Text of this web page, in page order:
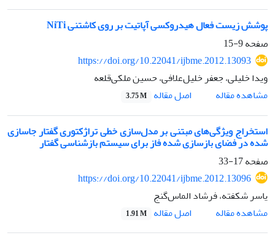
پوشش زیست فعال هیدروکسی آپاتیت بر روی کاشتنی NiTi
صفحه9-15
https://doi.org/10.22041/ijbme.2012.13093
ویدا خلیلی، جعفر خلیل‌علافی، حسین ملکی‌قلعه
مشاهده مقاله
اصل مقاله 3.75 M
استخراج ویژگی‌های مبتنی بر مدل‌سازی خطی تراژکتوری گفتار جاسازی
شده در فضای بازسازی شده فاز برای سیستم بازشناسی گفتار
صفحه17-33
https://doi.org/10.22041/ijbme.2012.13096
یاسر شکفته، فرشاد الماس‌گنج
مشاهده مقاله
اصل مقاله 1.91 M